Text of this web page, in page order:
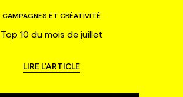
CAMPAGNES ET CRÉATIVITÉ
Top 10 du mois de juillet
LIRE L'ARTICLE